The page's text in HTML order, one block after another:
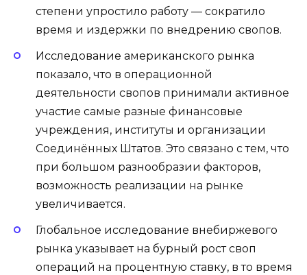
степени упростило работу — сократило
время и издержки по внедрению свопов.
Исследование американского рынка
показало, что в операционной
деятельности свопов принимали активное
участие самые разные финансовые
учреждения, институты и организации
Соединённых Штатов. Это связано с тем, что
при большом разнообразии факторов,
возможность реализации на рынке
увеличивается.
Глобальное исследование внебиржевого
рынка указывает на бурный рост своп
операций на процентную ставку, в то время